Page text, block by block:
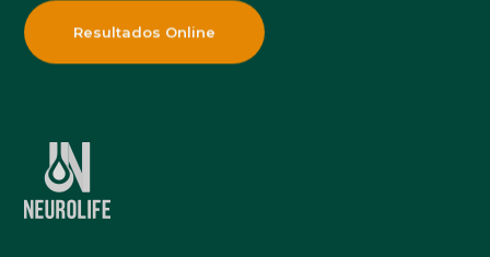
Resultados Online